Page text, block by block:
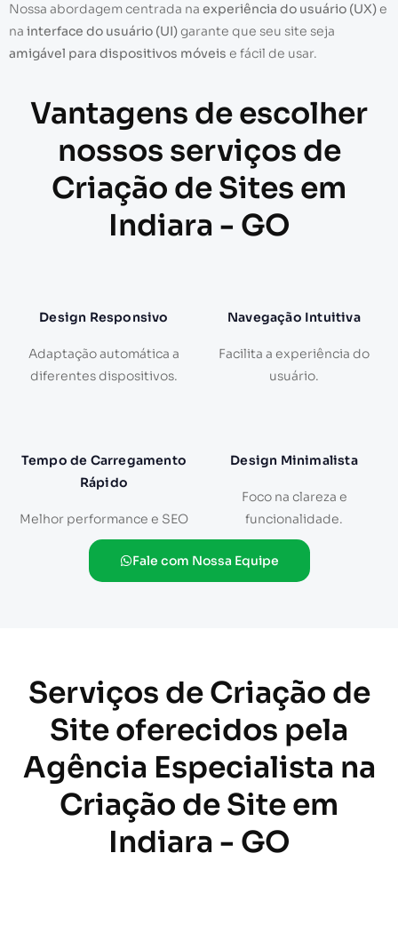
Nossa abordagem centrada na experiência do usuário (UX)e
na interface do usuário (UI)garante que seu site seja
amigável para dispositivos móveis e fácil de usar.
Vantagens de escolher
nossos serviços de
Criação de Sites em
Indiara - GO
Design Responsivo
Adaptação automática a
diferentes dispositivos.
Navegação Intuitiva
Facilita a experiência do
usuário.
Tempo de Carregamento
Rápido
Melhor performance e SEO
Design Minimalista
Foco na clareza e
funcionalidade.
Fale com Nossa Equipe
Serviços de Criação de
Site oferecidos pela
Agência Especialista na
Criação de Site em
Indiara - GO